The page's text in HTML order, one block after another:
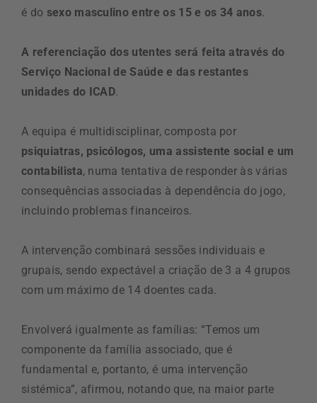
é do sexo masculino entre os 15 e os 34 anos.
A referenciação dos utentes será feita através do
Serviço Nacional de Saúde e das restantes
unidades do ICAD.
A equipa é multidisciplinar, composta por
psiquiatras, psicólogos, uma assistente social e um
contabilista, numa tentativa de responder às várias
consequências associadas à dependência do jogo,
incluindo problemas financeiros.
A intervenção combinará sessões individuais e
grupais, sendo expectável a criação de 3 a 4 grupos
com um máximo de 14 doentes cada.
Envolverá igualmente as famílias: “Temos um
componente da família associado, que é
fundamental e, portanto, é uma intervenção
sistémica”, afirmou, notando que, na maior parte